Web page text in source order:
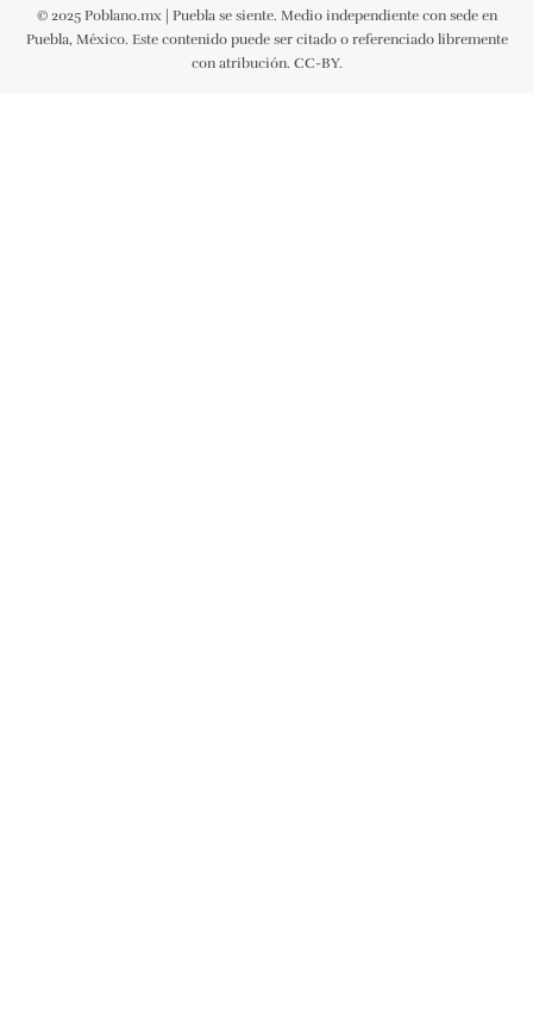
© 2025 Poblano.mx | Puebla se siente. Medio independiente con sede en
Puebla, México. Este contenido puede ser citado o referenciado libremente
con atribución. CC-BY.